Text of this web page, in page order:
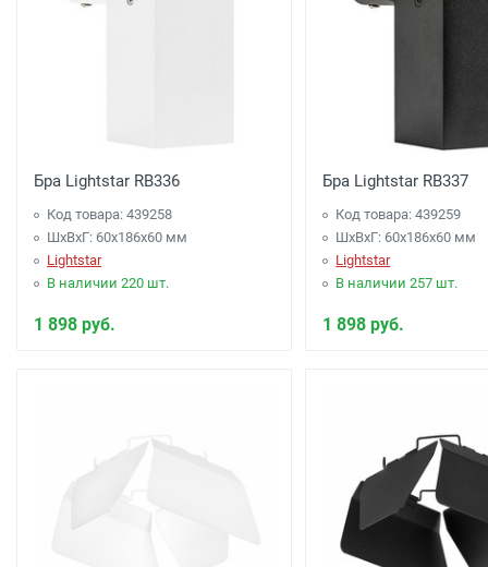
Бра Lightstar RB336
Код товара: 439258
ШхВхГ: 60x186x60 мм
Lightstar
В наличии 220 шт.
1 898 руб.
Бра Lightstar RB337
Код товара: 439259
ШхВхГ: 60x186x60 мм
Lightstar
В наличии 257 шт.
1 898 руб.